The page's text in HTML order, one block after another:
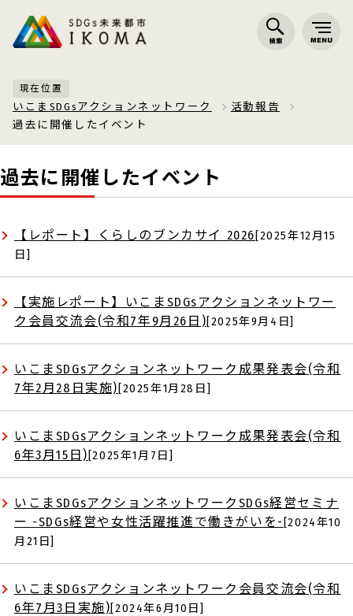
現在位置
いこまSDGsアクションネットワーク
活動報告
過去に開催したイベント
過去に開催したイベント
【レポート】くらしのブンカサイ 2026 [2025年12月15
日]
【実施レポート】いこまSDGsアクションネットワー
ク会員交流会(令和7年9月26日)[2025年9月4日]
いこまSDGsアクションネットワーク成果発表会(令和
7年2月28日実施) [2025年1月28日]
いこまSDGsアクションネットワーク成果発表会(令和
6年3月15日) [2025年1月7日]
いこまSDGsアクションネットワークSDGs経営セミナ
ー -SDGs経営や女性活躍推進で働きがいを- [2024年10
月21日]
いこまSDGsアクションネットワーク会員交流会(令和
6年7月3日実施)[2024年6月10日]